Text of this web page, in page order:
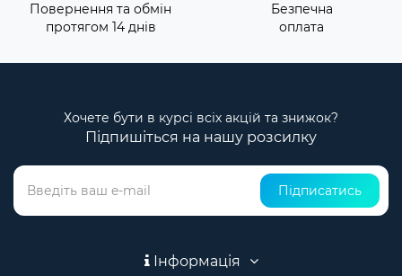
Повернення та обмін
протягом 14 днів
Безпечна
оплата
Хочете бути в курсі всіх акцій та знижок?
Підпишіться на нашу розсилку
Підписатись
Інформація